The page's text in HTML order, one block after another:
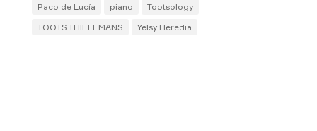
Paco de Lucía
piano
Tootsology
TOOTS THIELEMANS
Yelsy Heredia